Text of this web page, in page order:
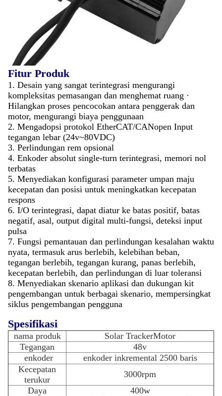
Fitur Produk
1. Desain yang sangat terintegrasi mengurangi
kompleksitas pemasangan dan menghemat ruang ·
Hilangkan proses pencocokan antara penggerak dan
motor, mengurangi biaya penggunaan
2. Mengadopsi protokol EtherCAT/CANopen Input
tegangan lebar (24v~80VDC)
3. Perlindungan rem opsional
4. Enkoder absolut single-turn terintegrasi, memori nol
terbatas
5. Menyediakan konfigurasi parameter umpan maju
kecepatan dan posisi untuk meningkatkan kecepatan
respons
6. I/O terintegrasi, dapat diatur ke batas positif, batas
negatif, asal, output digital multi-fungsi, deteksi input
pulsa
7. Fungsi pemantauan dan perlindungan kesalahan waktu
nyata, termasuk arus berlebih, kelebihan beban,
tegangan berlebih, tegangan kurang, panas berlebih,
kecepatan berlebih, dan perlindungan di luar toleransi
8. Menyediakan skenario aplikasi dan dukungan kit
pengembangan untuk berbagai skenario, mempersingkat
siklus pengembangan pengguna
Spesifikasi
nama produk Solar TrackerMotor
Tegangan
48v
enkoder
enkoder inkremental 2500 baris
Kecepatan
terukur
3000rpm
Daya
400w